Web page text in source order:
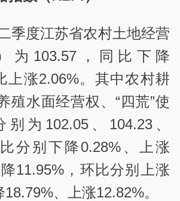
季度江苏省农村土地经营
为103.57，同比下降
上涨2.06%。其中农村耕
殖水面经营权、“四荒”使
别为102.05、104.23、
分别下降0.28%、上涨
11.95%，环比分别上涨
、上涨12.82%。